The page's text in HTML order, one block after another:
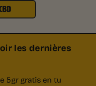
les dernières
5gr gratis en tu